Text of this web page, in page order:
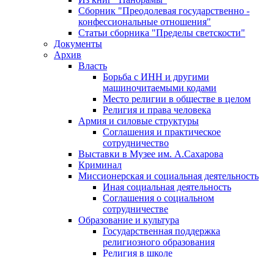
Сборник "Преодолевая государственно -
конфессиональные отношения"
Статьи сборника "Пределы светскости"
Документы
Архив
Власть
Борьба с ИНН и другими
машиночитаемыми кодами
Место религии в обществе в целом
Религия и права человека
Армия и силовые структуры
Соглашения и практическое
сотрудничество
Выставки в Музее им. А.Сахарова
Криминал
Миссионерская и социальная деятельность
Иная социальная деятельность
Соглашения о социальном
сотрудничестве
Образование и культура
Государственная поддержка
религиозного образования
Религия в школе